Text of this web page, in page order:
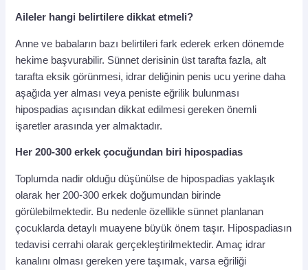
Aileler hangi belirtilere dikkat etmeli?
Anne ve babaların bazı belirtileri fark ederek erken dönemde
hekime başvurabilir. Sünnet derisinin üst tarafta fazla, alt
tarafta eksik görünmesi, idrar deliğinin penis ucu yerine daha
aşağıda yer alması veya peniste eğrilik bulunması
hipospadias açısından dikkat edilmesi gereken önemli
işaretler arasında yer almaktadır.
Her 200-300 erkek çocuğundan biri hipospadias
Toplumda nadir olduğu düşünülse de hipospadias yaklaşık
olarak her 200-300 erkek doğumundan birinde
görülebilmektedir. Bu nedenle özellikle sünnet planlanan
çocuklarda detaylı muayene büyük önem taşır. Hipospadiasın
tedavisi cerrahi olarak gerçekleştirilmektedir. Amaç idrar
kanalını olması gereken yere taşımak, varsa eğriliği